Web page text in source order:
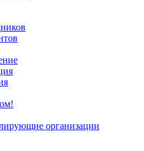
организации